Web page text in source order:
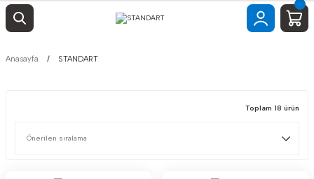
Anasayfa STANDART
Toplam 18 ürün